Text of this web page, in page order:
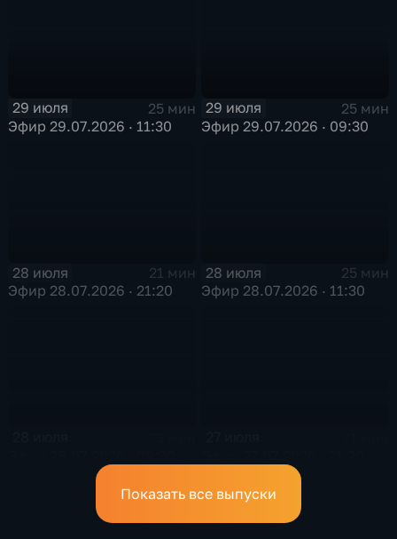
29 июля
25 мин
Эфир 29.07.2026 · 11:30
29 июля
25 мин
Эфир 29.07.2026 · 09:30
28 июля
21 мин
Эфир 28.07.2026 · 21:20
28 июля
25 мин
Эфир 28.07.2026 · 11:30
Показать все выпуски